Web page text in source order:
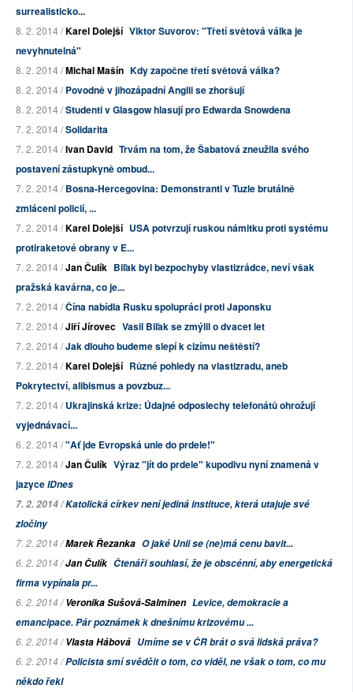
surrealisticko...
8. 2. 2014 /Karel Dolejší Viktor Suvorov: "Třetí světová válka je
nevyhnutelná"
8. 2. 2014 /Michal Mašín Kdy započne třetí světová válka?
8. 2. 2014 /Povodně v jihozápadní Anglii se zhoršují
8. 2. 2014 /Studenti v Glasgow hlasují pro Edwarda Snowdena
7. 2. 2014 /Solidarita
7. 2. 2014 /Ivan David Trvám na tom, že Šabatová zneužila svého
postavení zástupkyně ombud...
7. 2. 2014 /Bosna-Hercegovina: Demonstranti v Tuzle brutálně
zmláceni policií, ...
7. 2. 2014 /Karel Dolejší USA potvrzují ruskou námitku proti systému
protiraketové obrany v E...
7. 2. 2014 /Jan Čulík Biľak byl bezpochyby vlastizrádce, neví však
pražská kavárna, co je...
7. 2. 2014 /Čína nabídla Rusku spolupráci proti Japonsku
7. 2. 2014 /Jiří Jírovec Vasil Biľak se zmýlil o dvacet let
7. 2. 2014 /Jak dlouho budeme slepí k cizímu neštěstí?
7. 2. 2014 /Karel Dolejší Různé pohledy na vlastizradu, aneb
Pokrytectví, alibismus a povzbuz...
7. 2. 2014 /Ukrajinská krize: Údajné odposlechy telefonátů ohrožují
vyjednávací...
6. 2. 2014 /"Ať jde Evropská unie do prdele!"
7. 2. 2014 /Jan Čulík Výraz "jít do prdele" kupodivu nyní znamená v
jazyceIDnes
7. 2. 2014 /Katolická církev není jediná instituce, která utajuje své
zločiny
7. 2. 2014 /Marek Řezanka O jaké Unii se (ne)má cenu bavit...
6. 2. 2014 /Jan Čulík Čtenáři souhlasí, že je obscénní, aby energetická
firma vypínala pr...
6. 2. 2014 /Veronika Sušová-Salminen Levice, demokracie a
emancipace. Pár poznámek k dnešnímu krizovému ...
6. 2. 2014 /Vlasta Hábová Umíme se v ČR brát o svá lidská práva?
6. 2. 2014 /Policista smí svědčit o tom, co viděl, ne však o tom, co mu
někdo řekl